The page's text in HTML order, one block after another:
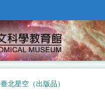
臺北星空（出版品）